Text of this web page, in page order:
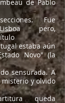
de Pablo
Fue
pero,
estaba aún
Novo" (la
sensurada. A
y olvido
queda